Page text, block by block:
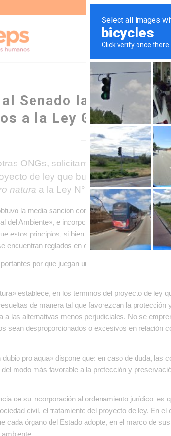
Sobre
Senado la
a la Ley General del
ONGs, solicitamos a la Cámara de
de ley que busca incorporar los
natura a la Ley N° 25.675.
la media sanción correspondiente en la
del Ambiente», e incorpora los principios jurídicos
estos principios, si bien han sido reconocidos
encuentran reglados en el sistema normativo
por que juegan un rol decisivo en la toma
establece, en los términos del proyecto de ley
de manera tal que favorezcan la protección
a las alternativas menos perjudiciales. No se
sean desproporcionados o excesivos en relación
dubio pro aqua» dispone que: en caso de duda, las
modo más favorable a la protección y
de su incorporación al ordenamiento jurídico, es
civil, el tratamiento del proyecto de ley. En el
cada órgano del Estado adopte, en el marco de